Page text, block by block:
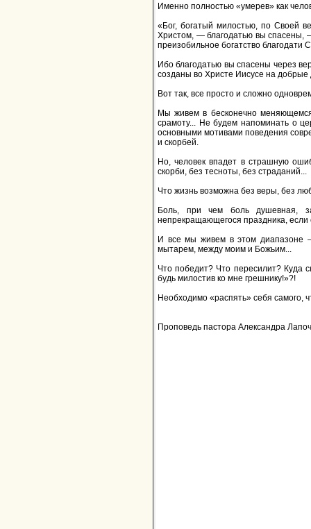
Именно полностью «умерев» как
«Бог, богатый милостью, по Своей
Христом, — благодатью вы спасены,
преизобильное богатство благодати
Ибо благодатью вы спасены через
созданы во Христе Иисусе на
Вот так, все просто и сложно
Мы живем в бесконечно
срамоту... Не будем напоминать о
основными мотивами поведения
и скорбей.
Но, человек впадет в страшную
скорби, без тесноты, без страданий...
Что жизнь возможна без веры, без
Боль, при чем боль душевная,
непрекращающегося праздника, если
И все мы живем в этом диапазоне
мытарем, между моим и Божьим...
Что победит? Что пересилит? Куда
будь милостив ко мне грешнику!»?!
Необходимо «распять» себя самого,
Проповедь пастора Александра